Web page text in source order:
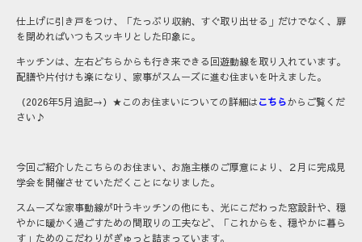
仕上げに引き戸をつけ、「たっぷり収納、すぐ取り出せる」だけでなく、扉
を閉めればいつもスッキリとした印象に。
キッチンは、左右どちらからも行き来できる回遊動線を取り入れています。
配膳や片付けも楽になり、家事がスムーズに進む住まいを叶えました。
（2026年5月追記→）★このお住まいについての詳細はこちらからご覧くだ
さい♪
今回ご紹介したこちらのお住まい、お施主様のご厚意により、２月に完成見
学会を開催させていただくことになりました。
スムーズな家事動線が叶うキッチンの他にも、光にこだわった窓設計や、穏
やかに暖かく過ごすための間取りの工夫など、「これからを、穏やかに暮ら
す」ためのこだわりがぎゅっと詰まっています。